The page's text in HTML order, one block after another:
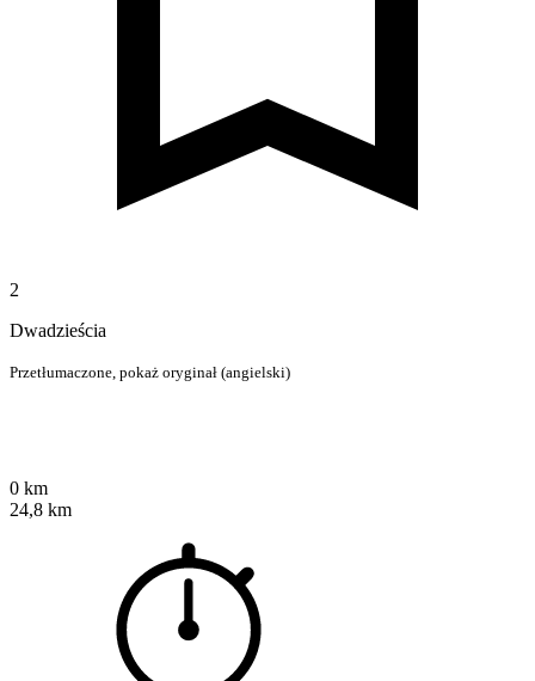
2
Dwadzieścia
Przetłumaczone, pokaż oryginał (angielski)
0 km
24,8 km